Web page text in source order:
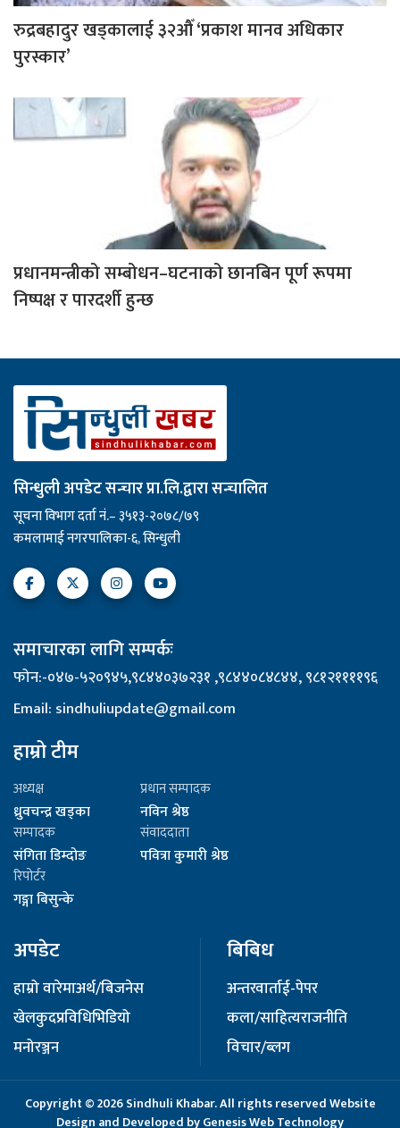
रुद्रबहादुर खड्कालाई ३२औँ ‘प्रकाश मानव अधिकार
पुरस्कार’
प्रधानमन्त्रीको सम्बोधन–घटनाको छानबिन पूर्ण रूपमा
निष्पक्ष र पारदर्शी हुन्छ
सिन्धुली अपडेट सन्चार प्रा.लि.द्वारा सन्चालित
सूचना विभाग दर्ता नं.– ३५१३-२०७८/७९
कमलामाई नगरपालिका-६, सिन्धुली
समाचारका लागि सम्पर्कः
फोन:-०४७-५२०९४५,९८४४०३७२३१ ,९८४४०८४८४४, ९८१२११११९६
Email: sindhuliupdate@gmail.com
हाम्रो टीम
अध्यक्ष
ध्रुवचन्द्र खड्का
प्रधान सम्पादक
नविन श्रेष्ठ
सम्पादक
संगिता डिम्दोङ
संवाददाता
पवित्रा कुमारी श्रेष्ठ
रिपोर्टर
गङ्गा बिसुन्के
अपडेट
हाम्रो वारेमाअर्थ/बिजनेस
खेलकुदप्रविधिभिडियो
मनोरञ्जन
बिबिध
अन्तरवार्ताई-पेपर
कला/साहित्यराजनीति
विचार/ब्लग
Copyright © 2026 Sindhuli Khabar. All rights reserved Website
Design and Developed byGenesis Web Technology